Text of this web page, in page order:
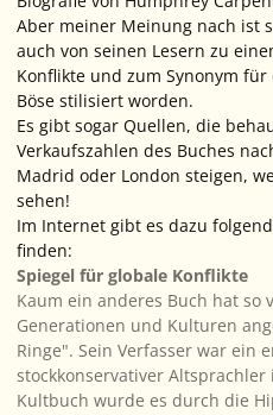
Aber meiner Meinung nach ist
auch von seinen Lesern zu
Konflikte und zum Synonym
Böse stilisiert worden.
Es gibt sogar Quellen, die
Verkaufszahlen des Buches
Madrid oder London steigen,
sehen!
Im Internet gibt es dazu
finden:
Spiegel für globale Konflikte
Kaum ein anderes Buch hat so
Generationen und Kulturen
Ringe". Sein Verfasser war ein
stockkonservativer Altsprachler
Kultbuch wurde es durch die